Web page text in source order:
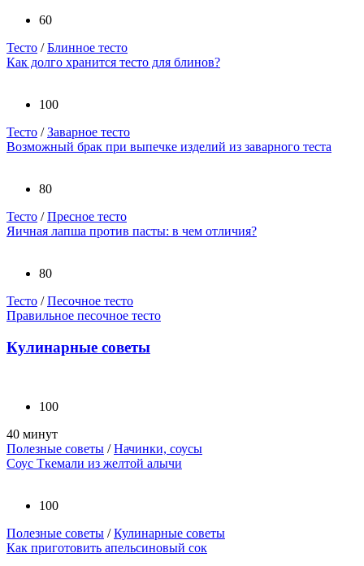
60
Тесто /Блинное тесто
Как долго хранится тесто для блинов?
100
Тесто /Заварное тесто
Возможный брак при выпечке изделий из заварного теста
80
Тесто /Пресное тесто
Яичная лапша против пасты: в чем отличия?
80
Тесто /Песочное тесто
Правильное песочное тесто
Кулинарные советы
100
40 минут
Полезные советы /Начинки, соусы
Соус Ткемали из желтой алычи
100
Полезные советы /Кулинарные советы
Как приготовить апельсиновый сок